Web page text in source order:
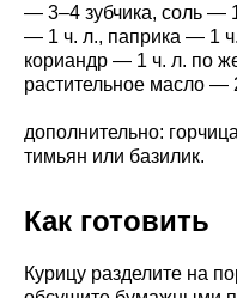
— 3–4 зубчика, соль —
— 1 ч. л., паприка — 1
кориандр — 1 ч. л. по
растительное масло —
дополнительно:
тимьян или базилик.
Как готовить
Курицу разделите на